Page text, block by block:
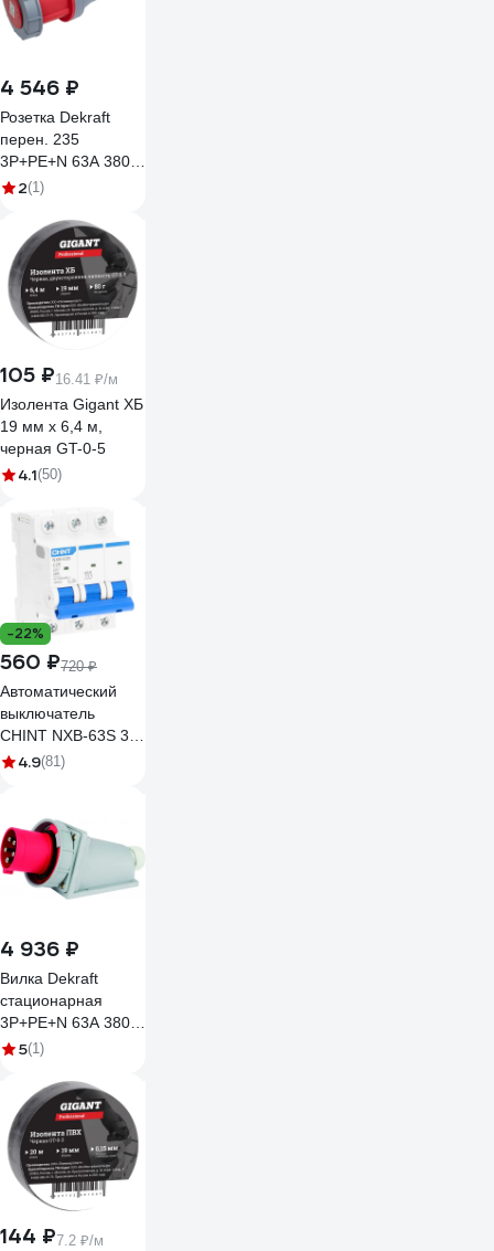
4 546 ₽
Розетка Dekraft
перен. 235
3Р+РЕ+N 63А 380В
IP67 РП-103
2(1)
105 ₽16.41 ₽/м
Изолента Gigant ХБ
19 мм х 6,4 м,
черная GT-0-5
4.1(50)
-22%
560 ₽720 ₽
Автоматический
выключатель
CHINT NXB-63S 3P
25А 4.5kA
4.9(81)
4 936 ₽
Вилка Dekraft
стационарная
3Р+РЕ+N 63А 380В
IP67 ВС-103
5(1)
144 ₽7.2 ₽/м